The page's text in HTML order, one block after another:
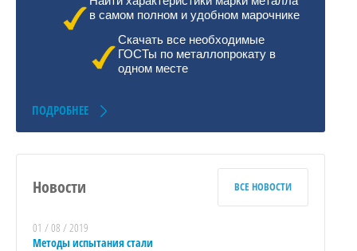
в самом полном и удобном марочнике
Скачать все необходимые
ГОСТы по металлопрокату в
одном месте
ПОДРОБНЕЕ
Новости ВСЕ НОВОСТИ
01 / 08 / 2019
Методы испытания стали